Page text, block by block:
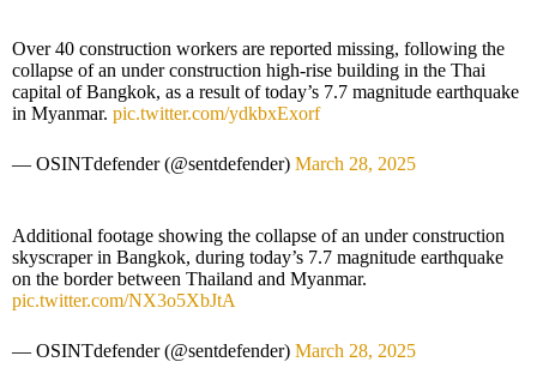
Over 40 construction workers are reported missing, following the
collapse of an under construction high-rise building in the Thai
capital of Bangkok, as a result of today’s 7.7 magnitude earthquake
in Myanmar. pic.twitter.com/ydkbxExorf
— OSINTdefender (@sentdefender) March 28, 2025
Additional footage showing the collapse of an under construction
skyscraper in Bangkok, during today’s 7.7 magnitude earthquake
on the border between Thailand and Myanmar.
pic.twitter.com/NX3o5XbJtA
— OSINTdefender (@sentdefender) March 28, 2025